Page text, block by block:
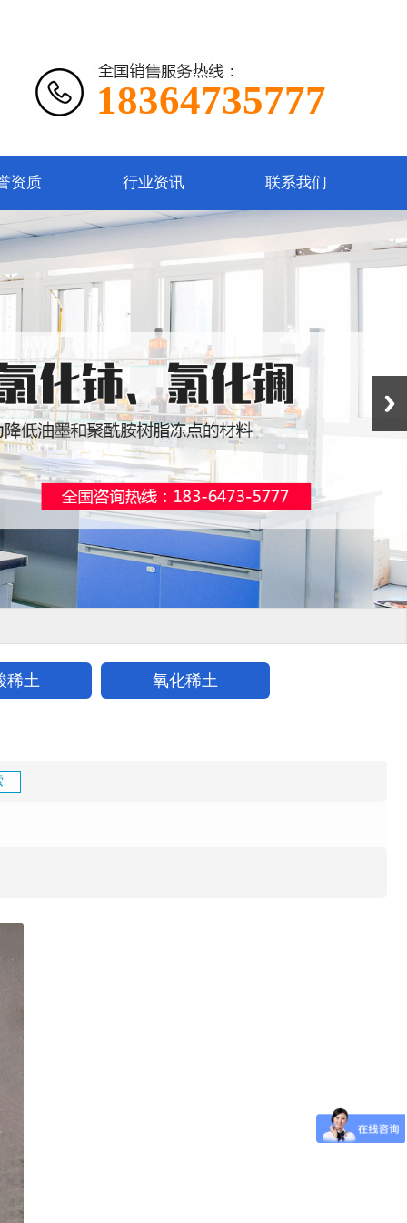
18364735777
资质 行业资讯 联系我们
稀土 氧化稀土